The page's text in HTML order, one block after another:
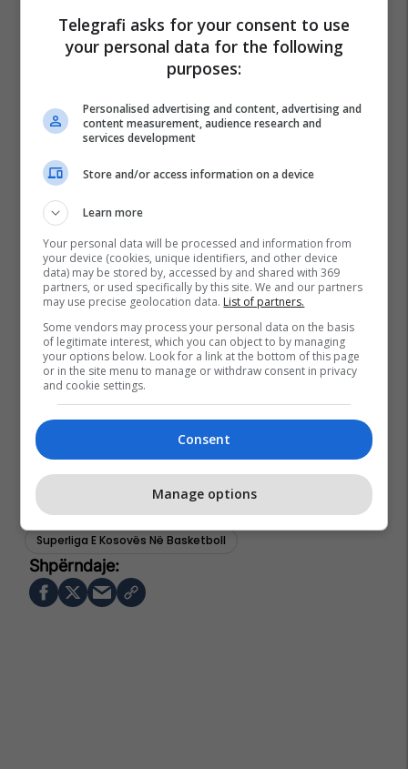
Kb Trepça
Kb Bashkimi
Superliga E Kosovës Në Basketboll
Telegrafi asks for your consent to use
your personal data for the following
purposes:
Personalised advertising and content, advertising and
content measurement, audience research and
services development
Store and/or access information on a device
Learn more
Your personal data will be processed and information from
your device (cookies, unique identifiers, and other device
data) may be stored by, accessed by and shared with 369
partners, or used specifically by this site. We and our partners
may use precise geolocation data. List of partners.
Some vendors may process your personal data on the basis
of legitimate interest, which you can object to by managing
your options below. Look for a link at the bottom of this page
or in the site menu to manage or withdraw consent in privacy
and cookie settings.
Consent
Manage options